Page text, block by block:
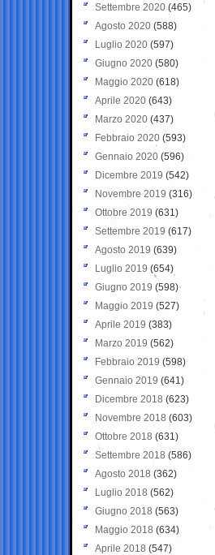
Settembre 2020(465)
Agosto 2020 (588)
Luglio 2020 (597)
Giugno 2020 (580)
Maggio 2020 (618)
Aprile 2020 (643)
Marzo 2020 (437)
Febbraio 2020 (593)
Gennaio 2020 (596)
Dicembre 2019 (542)
Novembre 2019 (316)
Ottobre 2019 (631)
Settembre 2019 (617)
Agosto 2019 (639)
Luglio 2019 (654)
Giugno 2019 (598)
Maggio 2019 (527)
Aprile 2019 (383)
Marzo 2019 (562)
Febbraio 2019 (598)
Gennaio 2019 (641)
Dicembre 2018 (623)
Novembre 2018 (603)
Ottobre 2018 (631)
Settembre 2018 (586)
Agosto 2018 (362)
Luglio 2018 (562)
Giugno 2018 (563)
Maggio 2018 (634)
Aprile 2018 (547)